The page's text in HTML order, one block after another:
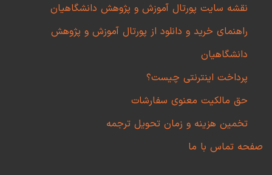
نقشه سایت پورتال آموزش و پژوهش دانشگاهیان
راهنمای خرید و دانلود از پورتال آموزش و پژوهش
دانشگاهیان
پرداخت اینترنتی چیست؟
حق مالکیت معنوی سفارشات
تخمین هزینه و زمان تحویل ترجمه
صفحه تماس با ما